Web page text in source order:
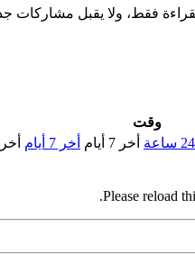
وقت
أخر 7 أيام أخر 7 أيام أخر 30 يوم
Please reload